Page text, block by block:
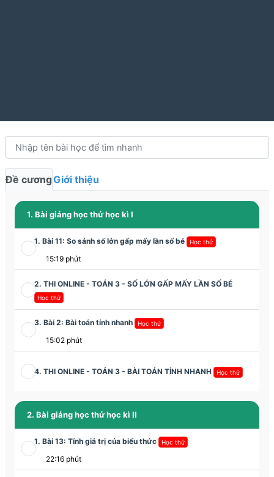
Đề cươngGiới thiệu
1. Bài giảng học thử học kì I
1. Bài 11: So sánh số lớn gấp mấy lần số bé Học thử
15:19 phút
2. THI ONLINE - TOÁN 3 - SỐ LỚN GẤP MẤY LẦN SỐ BÉ
Học thử
3. Bài 2: Bài toán tính nhanh Học thử
15:02 phút
4. THI ONLINE - TOÁN 3 - BÀI TOÁN TÍNH NHANH Học thử
2. Bài giảng học thử học kì II
1. Bài 13: Tính giá trị của biểu thức Học thử
22:16 phút